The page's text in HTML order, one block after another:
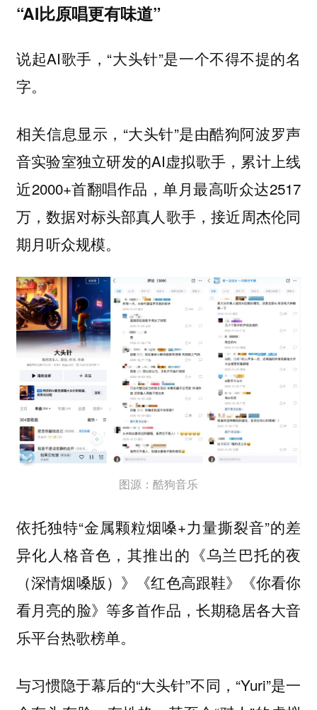
“AI比原唱更有味道”
说起AI歌手，“大头针”是一个不得不提的名
字。
相关信息显示，“大头针”是由酷狗阿波罗声
音实验室独立研发的AI虚拟歌手，累计上线
近2000+首翻唱作品，单月最高听众达2517
万，数据对标头部真人歌手，接近周杰伦同
期月听众规模。
图源：酷狗音乐
依托独特“金属颗粒烟嗓+力量撕裂音”的差
异化人格音色，其推出的《乌兰巴托的夜
（深情烟嗓版）》《红色高跟鞋》《你看你
看月亮的脸》等多首作品，长期稳居各大音
乐平台热歌榜单。
与习惯隐于幕后的“大头针”不同，“Yuri”是一